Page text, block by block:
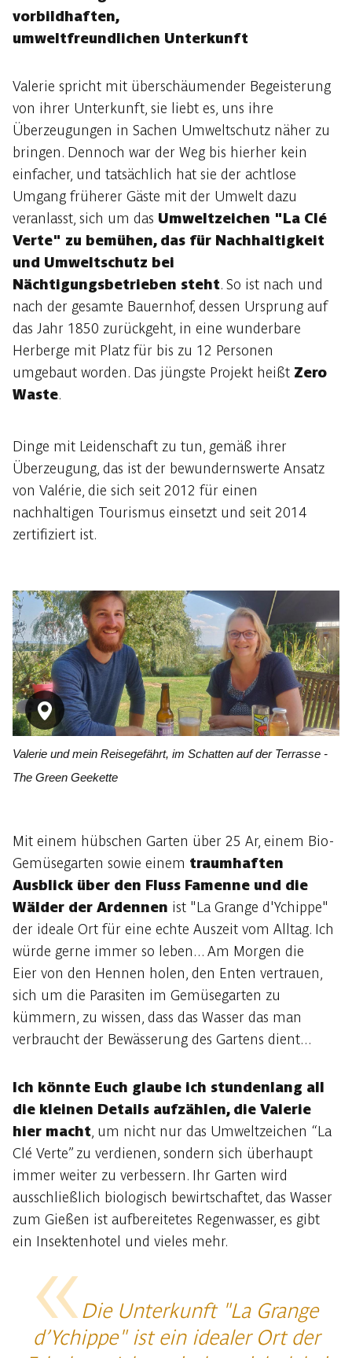
vorbildhaften,
umweltfreundlichen Unterkunft
Valerie spricht mit überschäumender Begeisterung
von ihrer Unterkunft, sie liebt es, uns ihre
Überzeugungen in Sachen Umweltschutz näher zu
bringen. Dennoch war der Weg bis hierher kein
einfacher, und tatsächlich hat sie der achtlose
Umgang früherer Gäste mit der Umwelt dazu
veranlasst, sich um das Umweltzeichen "La Clé
Verte" zu bemühen, das für Nachhaltigkeit
und Umweltschutz bei
Nächtigungsbetrieben steht. So ist nach und
nach der gesamte Bauernhof, dessen Ursprung auf
das Jahr 1850 zurückgeht, in eine wunderbare
Herberge mit Platz für bis zu 12 Personen
umgebaut worden. Das jüngste Projekt heißt Zero
Waste.
Dinge mit Leidenschaft zu tun, gemäß ihrer
Überzeugung, das ist der bewundernswerte Ansatz
von Valérie, die sich seit 2012 für einen
nachhaltigen Tourismus einsetzt und seit 2014
zertifiziert ist.
Valerie und mein Reisegefährt, im Schatten auf der Terrasse -
The Green Geekette
Mit einem hübschen Garten über 25 Ar, einem Bio-
Gemüsegarten sowie einem traumhaften
Ausblick über den Fluss Famenne und die
Wälder der Ardennen ist "La Grange d'Ychippe"
der ideale Ort für eine echte Auszeit vom Alltag. Ich
würde gerne immer so leben... Am Morgen die
Eier von den Hennen holen, den Enten vertrauen,
sich um die Parasiten im Gemüsegarten zu
kümmern, zu wissen, dass das Wasser das man
verbraucht der Bewässerung des Gartens dient...
Ich könnte Euch glaube ich stundenlang all
die kleinen Details aufzählen, die Valerie
hier macht , um nicht nur das Umweltzeichen “La
Clé Verte” zu verdienen, sondern sich überhaupt
immer weiter zu verbessern. Ihr Garten wird
ausschließlich biologisch bewirtschaftet, das Wasser
zum Gießen ist aufbereitetes Regenwasser, es gibt
ein Insektenhotel und vieles mehr.
Die Unterkunft "La Grange
d’Ychippe" ist ein idealer Ort der